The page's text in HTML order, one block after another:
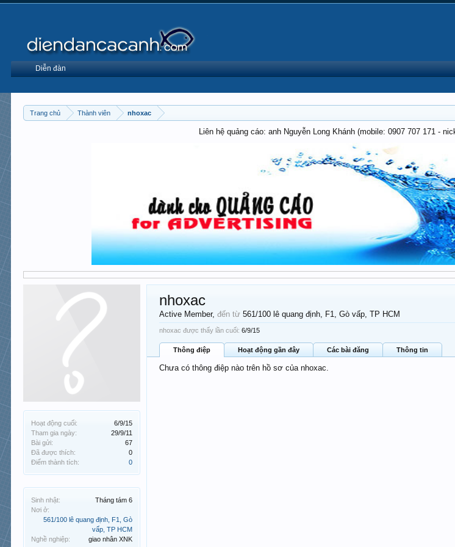
Trang chủ Thành viên nhoxac
Liên hệ quảng cáo: anh Nguyễn Long Khánh (mobile: 0907 707 171 -
Hoạt động cuối:
6/9/15
Tham gia ngày:
29/9/11
Bài gửi:
67
Đã được thích:
0
Điểm thành tích:
0
Sinh nhật:
Tháng tám 6
Nơi ở:
561/100 lê quang định, F1, Gò
vấp, TP HCM
Nghề nghiệp:
giao nhân XNK
nhoxac
Active Member,đến từ 561/100 lê quang định, F1, Gò vấp, TP HCM
nhoxac được thấy lần cuối: 6/9/15
Thông điệp Hoạt động gần đây Các bài đăng Thông tin
Chưa có thông điệp nào trên hồ sơ của nhoxac.
Diễn đàn